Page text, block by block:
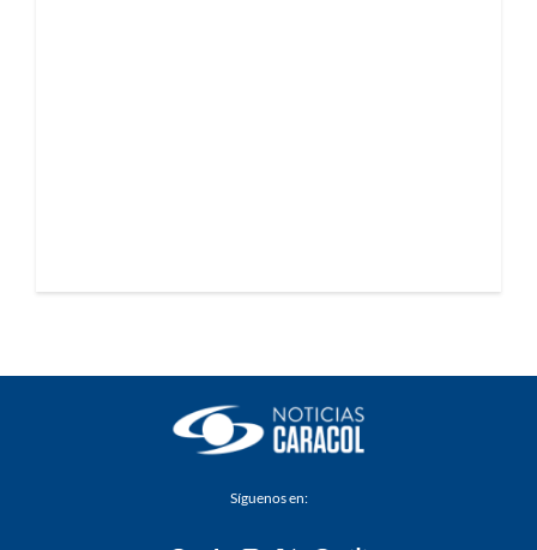
Síguenos en: